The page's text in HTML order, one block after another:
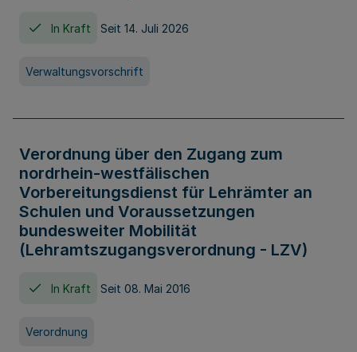
In Kraft Seit 14. Juli 2026
Verwaltungsvorschrift
Verordnung über den Zugang zum
nordrhein-westfälischen
Vorbereitungsdienst für Lehrämter an
Schulen und Voraussetzungen
bundesweiter Mobilität
(Lehramtszugangsverordnung - LZV)
In Kraft Seit 08. Mai 2016
Verordnung